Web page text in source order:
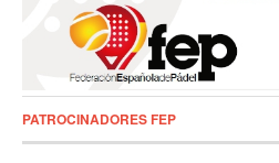
PATROCINADORES FEP